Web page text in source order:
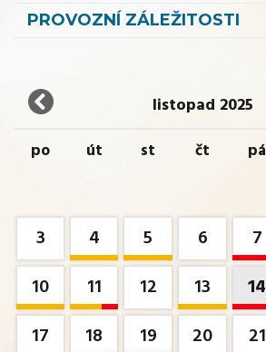
PROVOZNÍ ZÁLEŽITOSTI
listopad 2025
po út st čt pá
3
4 5 6 7
10
11 12 13 14
17
18 19 20 21